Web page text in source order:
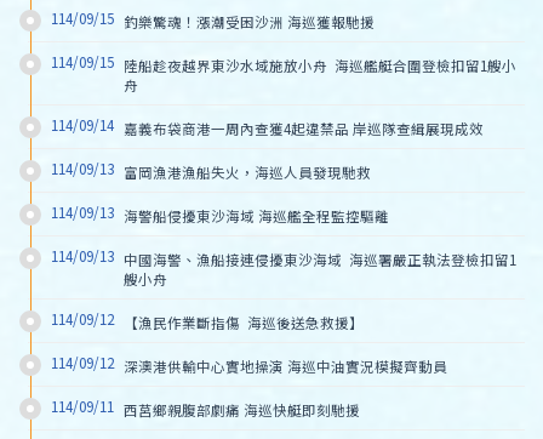
114/09/15 釣樂驚魂！漲潮受困沙洲 海巡獲報馳援
114/09/15 陸船趁夜越界東沙水域施放小舟  海巡艦艇合圍登檢扣留1艘小
舟
114/09/14 嘉義布袋商港一周內查獲4起違禁品 岸巡隊查緝展現成效
114/09/13 富岡漁港漁船失火，海巡人員發現馳救
114/09/13 海警船侵擾東沙海域 海巡艦全程監控驅離
114/09/13 中國海警、漁船接連侵擾東沙海域  海巡署嚴正執法登檢扣留1
艘小舟
114/09/12 【漁民作業斷指傷  海巡後送急救援】
114/09/12 深澳港供輸中心實地操演 海巡中油實況模擬齊動員
114/09/11 西莒鄉親腹部劇痛 海巡快艇即刻馳援